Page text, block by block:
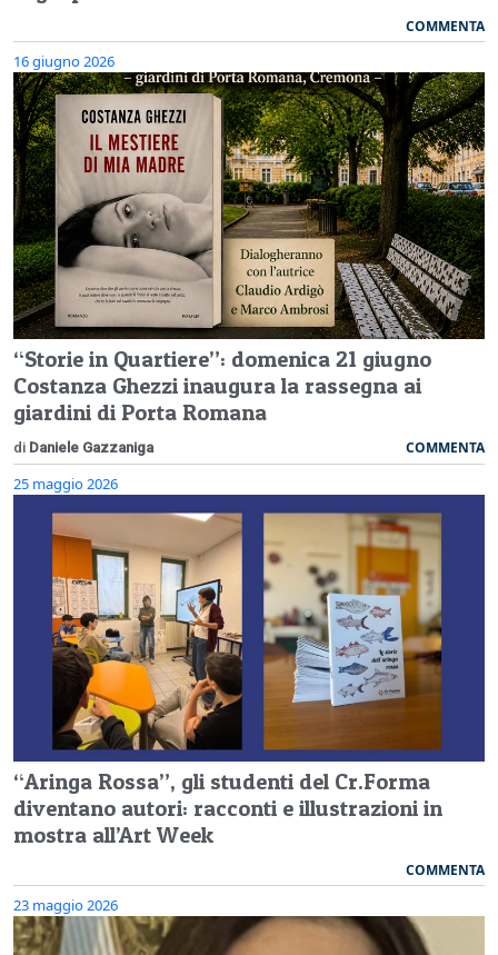
COMMENTA
16 giugno 2026
“Storie in Quartiere”: domenica 21 giugno
Costanza Ghezzi inaugura la rassegna ai
giardini di Porta Romana
di Daniele Gazzaniga COMMENTA
25 maggio 2026
“Aringa Rossa”, gli studenti del Cr.Forma
diventano autori: racconti e illustrazioni in
mostra all’Art Week
COMMENTA
23 maggio 2026